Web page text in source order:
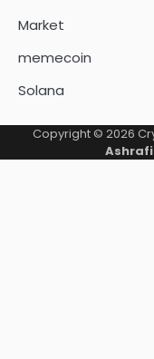
Market
memecoin
Solana
Copyright © 2026
Ashrafi